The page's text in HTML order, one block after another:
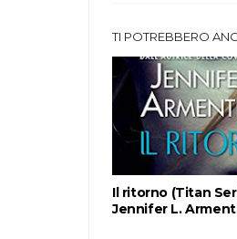
TI POTREBBERO
Il ritorno (Titan
Jennifer L.